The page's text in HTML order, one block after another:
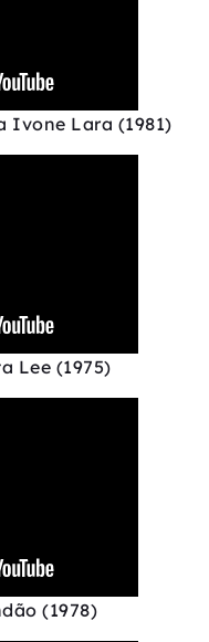
Ivone Lara (1981)
Lee (1975)
(1978)